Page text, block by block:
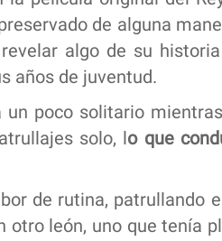
de alguna
algo de su
años de juventud.
un poco solitario
solo, l o que
de rutina, patrullando
otro león, uno que tenía